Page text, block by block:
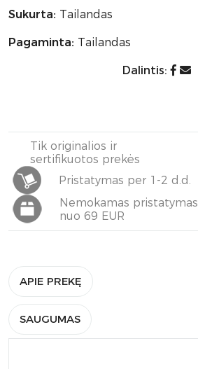
Sukurta: Tailandas
Pagaminta: Tailandas
Dalintis:
Tik originalios ir
sertifikuotos prekės
Pristatymas per 1-2 d.d.
Nemokamas pristatymas
nuo 69 EUR
APIE PREKĘ
SAUGUMAS